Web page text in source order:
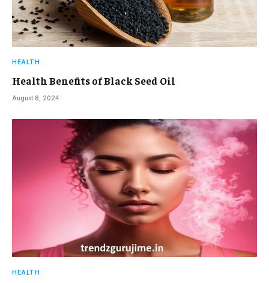
HEALTH
Health Benefits of Black Seed Oil
August 8, 2024
HEALTH